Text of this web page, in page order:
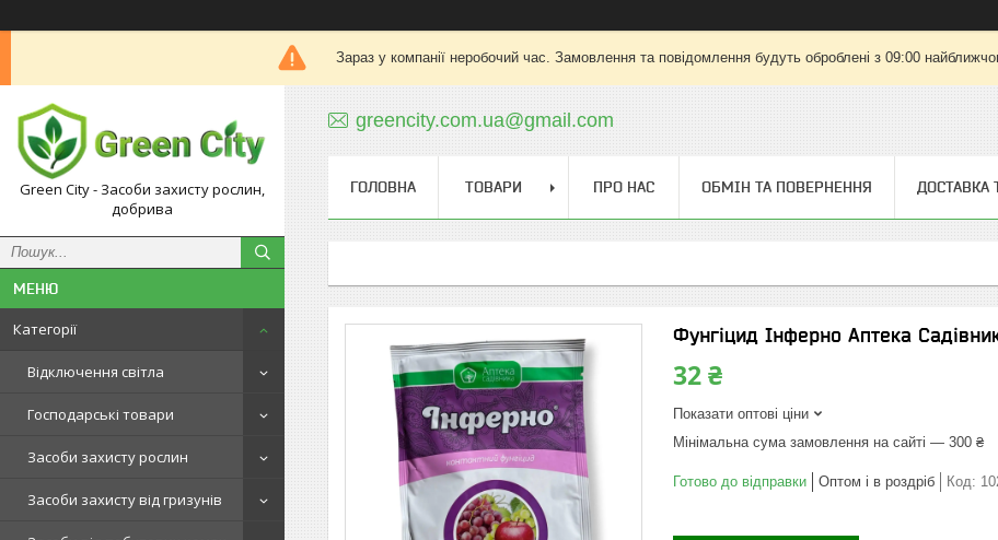
Зараз у компанії неробочий час. Замовлення та повідомлення будуть оброблені з 09:00
Green City - Засоби захисту рослин,
добрива
Категорії
Відключення світла
Господарські товари
Засоби захисту рослин
Засоби захисту від гризунів
greencity.com.ua@gmail.com
ГОЛОВНА ТОВАРИ ПРО НАС ОБМІН ТА ПОВЕРНЕННЯ ДОСТАВКА
Фунгіцид Інферно Аптека
32 ₴
Показати оптові ціни
Мінімальна сума замовлення на сайті — 300 ₴
Готово до відправки Оптом і в роздріб Код: